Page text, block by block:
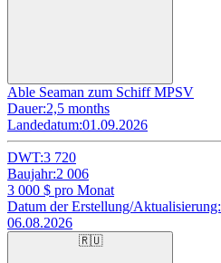
Able Seaman zum Schiff MPSV
Dauer:2,5 months
Landedatum:01.09.2026
DWT:3 720
Baujahr:2 006
3 000 $ pro Monat
Datum der Erstellung/Aktualisierung:
06.08.2026
🇷🇺